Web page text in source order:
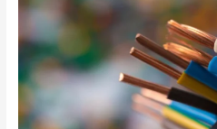
Dampaknya
Bisa
Jadi
Masalah
Besar
di